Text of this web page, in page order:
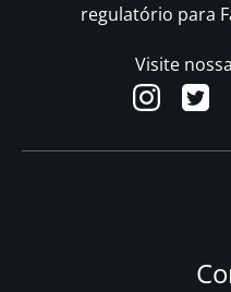
regulatório para
Visite